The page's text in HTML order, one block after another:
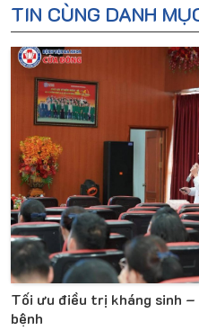
TIN CÙNG DANH
Tối ưu điều trị kháng sinh –
bệnh